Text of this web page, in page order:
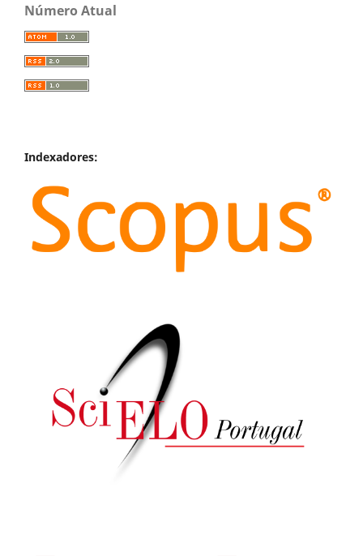
Número Atual
Indexadores: